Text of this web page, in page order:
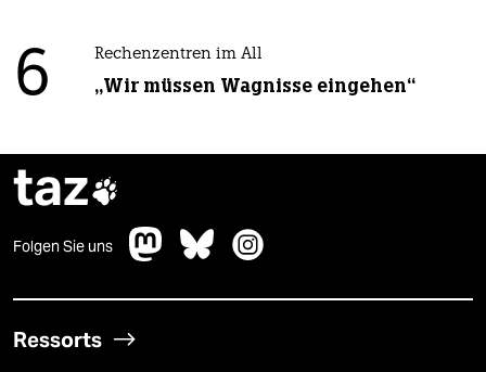
6 Rechenzentren im All
„Wir müssen Wagnisse eingehen“
taz
Folgen Sie uns
Ressorts